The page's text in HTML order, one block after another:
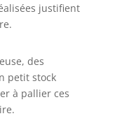
justifient
des
petit stock
à pallier ces